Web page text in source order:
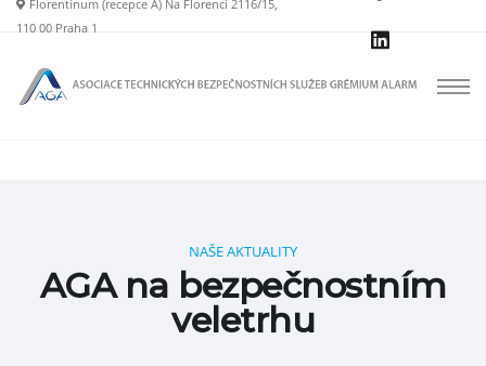
Search
for:
Florentinum (recepce A) Na Florenci 2116/15,
110 00 Praha 1
NAŠE AKTUALITY
AGA na bezpečnostním
veletrhu